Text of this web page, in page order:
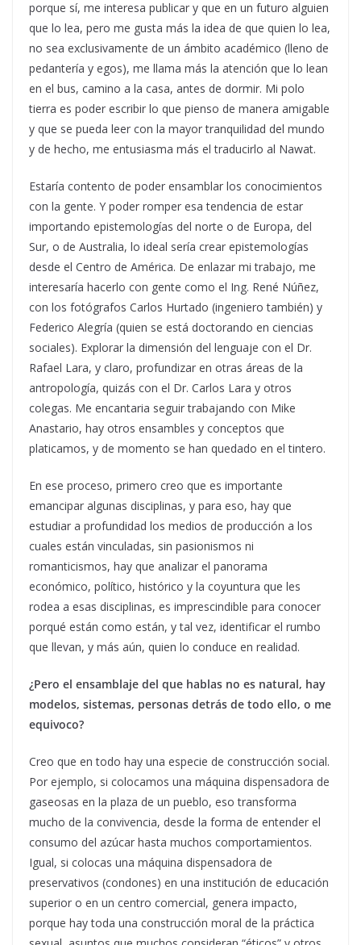
porque sí, me interesa publicar y que en un futuro alguien
que lo lea, pero me gusta más la idea de que quien lo lea,
no sea exclusivamente de un ámbito académico (lleno de
pedantería y egos), me llama más la atención que lo lean
en el bus, camino a la casa, antes de dormir. Mi polo
tierra es poder escribir lo que pienso de manera amigable
y que se pueda leer con la mayor tranquilidad del mundo
y de hecho, me entusiasma más el traducirlo al Nawat.
Estaría contento de poder ensamblar los conocimientos
con la gente. Y poder romper esa tendencia de estar
importando epistemologías del norte o de Europa, del
Sur, o de Australia, lo ideal sería crear epistemologías
desde el Centro de América. De enlazar mi trabajo, me
interesaría hacerlo con gente como el Ing. René Núñez,
con los fotógrafos Carlos Hurtado (ingeniero también) y
Federico Alegría (quien se está doctorando en ciencias
sociales). Explorar la dimensión del lenguaje con el Dr.
Rafael Lara, y claro, profundizar en otras áreas de la
antropología, quizás con el Dr. Carlos Lara y otros
colegas. Me encantaria seguir trabajando con Mike
Anastario, hay otros ensambles y conceptos que
platicamos, y de momento se han quedado en el tintero.
En ese proceso, primero creo que es importante
emancipar algunas disciplinas, y para eso, hay que
estudiar a profundidad los medios de producción a los
cuales están vinculadas, sin pasionismos ni
romanticismos, hay que analizar el panorama
económico, político, histórico y la coyuntura que les
rodea a esas disciplinas, es imprescindible para conocer
porqué están como están, y tal vez, identificar el rumbo
que llevan, y más aún, quien lo conduce en realidad.
¿Pero el ensamblaje del que hablas no es natural, hay
modelos, sistemas, personas detrás de todo ello, o me
equivoco?
Creo que en todo hay una especie de construcción social.
Por ejemplo, si colocamos una máquina dispensadora de
gaseosas en la plaza de un pueblo, eso transforma
mucho de la convivencia, desde la forma de entender el
consumo del azúcar hasta muchos comportamientos.
Igual, si colocas una máquina dispensadora de
preservativos (condones) en una institución de educación
superior o en un centro comercial, genera impacto,
porque hay toda una construcción moral de la práctica